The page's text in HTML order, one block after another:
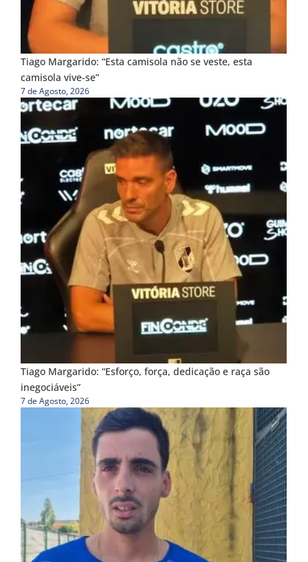
Tiago Margarido: “Esta camisola não se veste, esta
camisola vive-se”
7 de Agosto, 2026
Tiago Margarido: “Esforço, força, dedicação e raça são
inegociáveis”
7 de Agosto, 2026